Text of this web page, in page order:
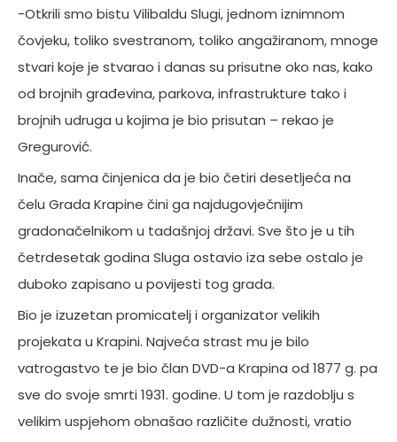
-Otkrili smo bistu Vilibaldu Slugi, jednom iznimnom
čovjeku, toliko svestranom, toliko angažiranom, mnoge
stvari koje je stvarao i danas su prisutne oko nas, kako
od brojnih građevina, parkova, infrastrukture tako i
brojnih udruga u kojima je bio prisutan – rekao je
Gregurović.
Inače, sama činjenica da je bio četiri desetljeća na
čelu Grada Krapine čini ga najdugovječnijim
gradonačelnikom u tadašnjoj državi. Sve što je u tih
četrdesetak godina Sluga ostavio iza sebe ostalo je
duboko zapisano u povijesti tog grada.
Bio je izuzetan promicatelj i organizator velikih
projekata u Krapini. Najveća strast mu je bilo
vatrogastvo te je bio član DVD-a Krapina od 1877 g. pa
sve do svoje smrti 1931. godine. U tom je razdoblju s
velikim uspjehom obnašao različite dužnosti, vratio